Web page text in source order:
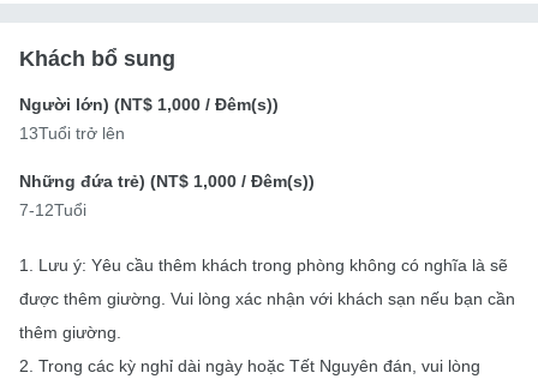
Khách bổ sung
Người lớn) (NT$ 1,000 / Đêm(s))
13Tuổi trở lên
Những đứa trẻ) (NT$ 1,000 / Đêm(s))
7-12Tuổi
1. Lưu ý: Yêu cầu thêm khách trong phòng không có nghĩa là sẽ
được thêm giường. Vui lòng xác nhận với khách sạn nếu bạn cần
thêm giường.
2. Trong các kỳ nghỉ dài ngày hoặc Tết Nguyên đán, vui lòng